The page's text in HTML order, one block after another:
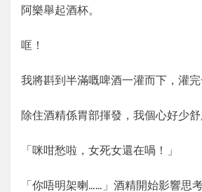
阿樂舉起酒杯。
哐！
我將斟到半滿嘅啤酒一灌而下，灌
除住酒精係胃部揮發，我個心好少舒
「咪咁愁啦，女死女還在喎！」
「你唔明架喇……」酒精開始影響思